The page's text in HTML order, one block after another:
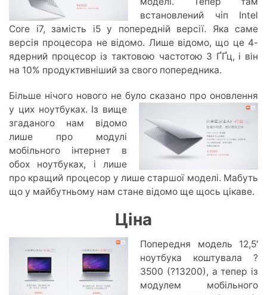
встановлений чіп Intel
Core i7, замість i5 у попередній версії. Яка саме
версія процесора не відомо. Лише відомо, що це 4-
ядерний процесор із тактовою частотою 3 ҐҐц, і він
на 10% продуктивніший за свого попередника.
Більше нічого нового не було сказано про оновлення
у цих ноутбуках. Із вище
згаданого нам відомо
лише про модулі
мобільного інтернет в
обох ноутбуках, і лише
про кращий процесор у лише старшої моделі. Мабуть
що у майбутньому нам стане відомо ще щось цікаве.
Ціна
Попередня модель 12,5′
ноутбука коштувала ?
3500 (?13200), а тепер із
модулем мобільного